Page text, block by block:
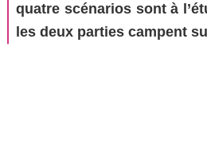
quatre scénarios sont à
les deux parties campent